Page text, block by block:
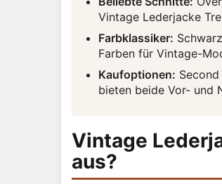
Vintage Lederjacke
Farbklassiker:
Farben für Vintage-
Kaufoptionen:
bieten beide Vor- und
Vintage
aus?